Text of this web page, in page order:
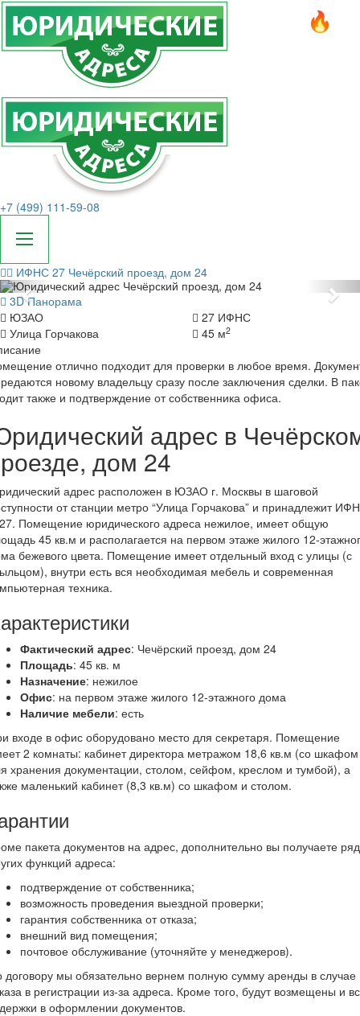
+7 (499) 111-59-08
ИФНС 27 Чечёрский проезд, дом 24
Назад
3D Панорама
ЮЗАО
27 ИФНС
Улица Горчакова
45 м2
отлично подходит для проверки в любое время.
новому владельцу сразу после заключения сделки. В
также и подтверждение от собственника офиса.
адрес в
дом 24
адрес расположен в ЮЗАО г. Москвы в шаговой
от станции метро “Улица Горчакова” и принадлежит
Помещение юридического адреса нежилое, имеет общую
45 кв.м и располагается на первом этаже жилого 12-
бежевого цвета. Помещение имеет отдельный вход с улицы (с
внутри есть вся необходимая мебель и современная
техника.
Фактический адрес: Чечёрский проезд, дом 24
Площадь: 45 кв. м
Назначение: нежилое
Офис: на первом этаже жилого 12-этажного дома
Наличие мебели: есть
входе в офис оборудовано место для секретаря. Помещение
2 комнаты: кабинет директора метражом 18,6 кв.м (со шкафом
хранения документации, столом, сейфом, креслом и тумбой), а
маленький кабинет (8,3 кв.м) со шкафом и столом.
пакета документов на адрес, дополнительно вы получаете ряд
функций адреса:
подтверждение от собственника;
возможность проведения выездной проверки;
гарантия собственника от отказа;
внешний вид помещения;
почтовое обслуживание (уточняйте у менеджеров).
договору мы обязательно вернем полную сумму аренды в случае
в регистрации из-за адреса. Кроме того, будут возмещены и
в оформлении документов.